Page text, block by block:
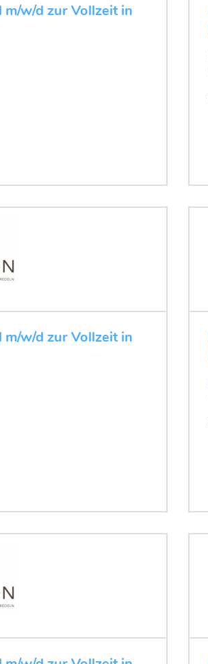
w/d zur Vollzeit in
w/d zur Vollzeit in